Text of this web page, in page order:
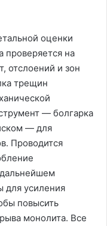
оценки
проверяется на
отслоений и зон
трещин
— болгарка
— для
Проводится
для усиления
повысить
монолита. Все